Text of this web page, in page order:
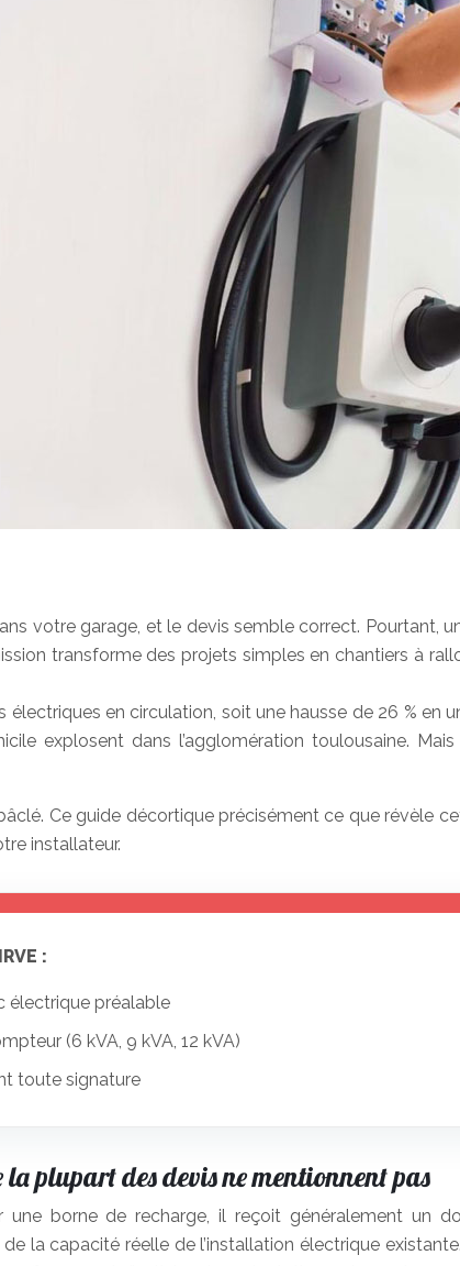
votre garage, et le devis semble correct. Pourtant,
transforme des projets simples en chantiers à
en circulation, soit une hausse de 26 % en
explosent dans l’agglomération toulousaine.
Ce guide décortique précisément ce que révèle
installateur.
:
électrique préalable
(6 kVA, 9 kVA, 12 kVA)
toute signature
plupart des devis ne mentionnent pas
borne de recharge, il reçoit généralement un
la capacité réelle de l’installation électrique